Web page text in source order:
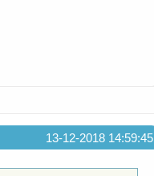
13-12-2018 14:59:45